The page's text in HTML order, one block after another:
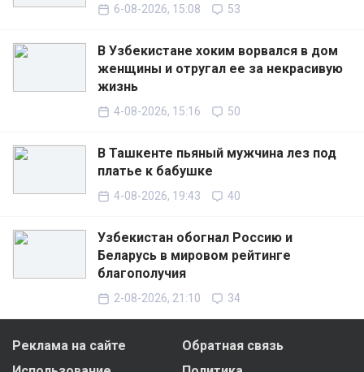
6-08-2026, 15:08 53
В Узбекистане хоким ворвался в дом
женщины и отругал ее за некрасивую
жизнь
4-08-2026, 15:16 50
В Ташкенте пьяный мужчина лез под
платье к бабушке
4-08-2026, 19:43 40
Узбекистан обогнал Россию и
Беларусь в мировом рейтинге
благополучия
2-08-2026, 21:10 34
Реклама на сайте
Обратная связь